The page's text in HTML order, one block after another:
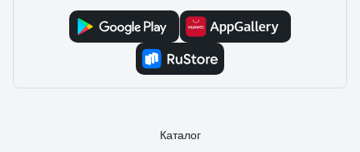
Каталог